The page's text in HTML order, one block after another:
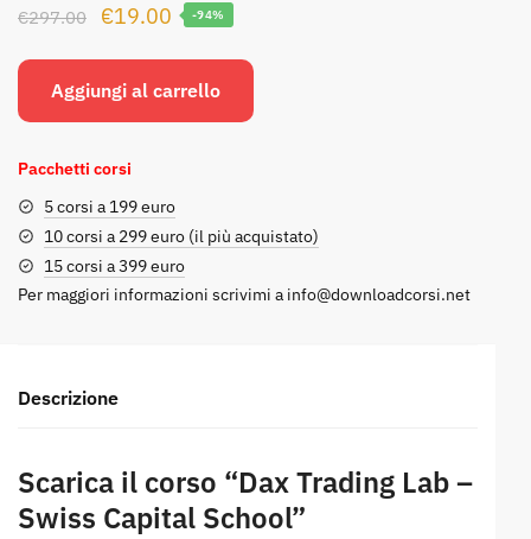
€297.00
Il
originale
€19.00 Il
attuale
-94%
Aggiungi al carrello
Pacchetti corsi
5 corsi a 199 euro
10 corsi a 299 euro (il più acquistato)
15 corsi a 399 euro
Per maggiori informazioni scrivimi a info@downloadcorsi.net
Descrizione
Scarica il corso “Dax Trading Lab –
Swiss Capital School”